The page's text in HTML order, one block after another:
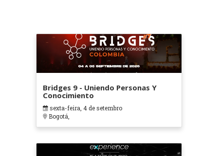
Bridges 9 - Uniendo Personas Y
Conocimiento
sexta-feira, 4 de setembro
Bogotá,